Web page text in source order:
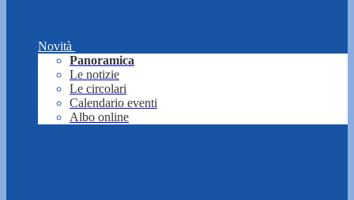
Novità
Panoramica
Le notizie
Le circolari
Calendario eventi
Albo online